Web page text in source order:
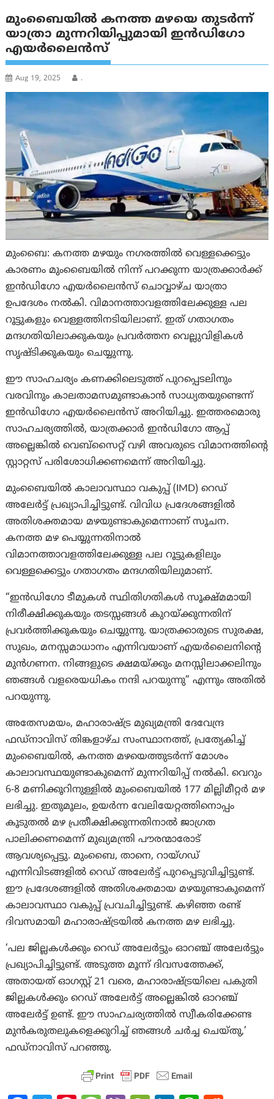
മുംബൈയിൽ കനത്ത മഴയെ തുടർന്ന്
യാത്രാ മുന്നറിയിപ്പുമായി ഇൻഡിഗോ
എയർലൈൻസ്
Aug 19, 2025 .
മുംബൈ: കനത്ത മഴയും നഗരത്തിൽ വെള്ളക്കെട്ടും
കാരണം മുംബൈയിൽ നിന്ന് പറക്കുന്ന യാത്രക്കാർക്ക്
ഇൻഡിഗോ എയർലൈൻസ് ചൊവ്വാഴ്ച യാത്രാ
ഉപദേശം നൽകി. വിമാനത്താവളത്തിലേക്കുള്ള പല
റൂട്ടുകളും വെള്ളത്തിനടിയിലാണ്. ഇത് ഗതാഗതം
മന്ദഗതിയിലാക്കുകയും പ്രവർത്തന വെല്ലുവിളികൾ
സൃഷ്ടിക്കുകയും ചെയ്യുന്നു.
ഈ സാഹചര്യം കണക്കിലെടുത്ത് പുറപ്പെടലിനും
വരവിനും കാലതാമസമുണ്ടാകാൻ സാധ്യതയുണ്ടെന്ന്
ഇൻഡിഗോ എയർലൈൻസ് അറിയിച്ചു. ഇത്തരമൊരു
സാഹചര്യത്തിൽ, യാത്രക്കാർ ഇൻഡിഗോ ആപ്പ്
അല്ലെങ്കിൽ വെബ്‌സൈറ്റ് വഴി അവരുടെ വിമാനത്തിന്റെ
സ്റ്റാറ്റസ് പരിശോധിക്കണമെന്ന് അറിയിച്ചു.
മുംബൈയിൽ കാലാവസ്ഥാ വകുപ്പ് (IMD) റെഡ്
അലേർട്ട് പ്രഖ്യാപിച്ചിട്ടുണ്ട്. വിവിധ പ്രദേശങ്ങളിൽ
അതിശക്തമായ മഴയുണ്ടാകുമെന്നാണ് സൂചന.
കനത്ത മഴ പെയ്യുന്നതിനാൽ
വിമാനത്താവളത്തിലേക്കുള്ള പല റൂട്ടുകളിലും
വെള്ളക്കെട്ടും ഗതാഗതം മന്ദഗതിയിലുമാണ്.
“ഇൻഡിഗോ ടീമുകൾ സ്ഥിതിഗതികൾ സൂക്ഷ്മമായി
നിരീക്ഷിക്കുകയും തടസ്സങ്ങൾ കുറയ്ക്കുന്നതിന്
പ്രവർത്തിക്കുകയും ചെയ്യുന്നു. യാത്രക്കാരുടെ സുരക്ഷ,
സുഖം, മനസ്സമാധാനം എന്നിവയാണ് എയർലൈനിന്റെ
മുൻ‌ഗണന. നിങ്ങളുടെ ക്ഷമയ്ക്കും മനസ്സിലാക്കലിനും
ഞങ്ങൾ വളരെയധികം നന്ദി പറയുന്നു” എന്നും അതിൽ
പറയുന്നു.
അതേസമയം, മഹാരാഷ്ട്ര മുഖ്യമന്ത്രി ദേവേന്ദ്ര
ഫഡ്‌നാവിസ് തിങ്കളാഴ്ച സംസ്ഥാനത്ത്, പ്രത്യേകിച്ച്
മുംബൈയിൽ, കനത്ത മഴയെത്തുടർന്ന് മോശം
കാലാവസ്ഥയുണ്ടാകുമെന്ന് മുന്നറിയിപ്പ് നൽകി. വെറും
6-8 മണിക്കൂറിനുള്ളിൽ മുംബൈയിൽ 177 മില്ലിമീറ്റർ മഴ
ലഭിച്ചു. ഇതുമൂലം, ഉയർന്ന വേലിയേറ്റത്തിനൊപ്പം
കൂടുതൽ മഴ പ്രതീക്ഷിക്കുന്നതിനാൽ ജാഗ്രത
പാലിക്കണമെന്ന് മുഖ്യമന്ത്രി പൗരന്മാരോട്
ആവശ്യപ്പെട്ടു. മുംബൈ, താനെ, റായ്ഗഡ്
എന്നിവിടങ്ങളിൽ റെഡ് അലേർട്ട് പുറപ്പെടുവിച്ചിട്ടുണ്ട്.
ഈ പ്രദേശങ്ങളിൽ അതിശക്തമായ മഴയുണ്ടാകുമെന്ന്
കാലാവസ്ഥാ വകുപ്പ് പ്രവചിച്ചിട്ടുണ്ട്. കഴിഞ്ഞ രണ്ട്
ദിവസമായി മഹാരാഷ്ട്രയിൽ കനത്ത മഴ ലഭിച്ചു.
‘പല ജില്ലകൾക്കും റെഡ് അലേർട്ടും ഓറഞ്ച് അലേർട്ടും
പ്രഖ്യാപിച്ചിട്ടുണ്ട്. അടുത്ത മൂന്ന് ദിവസത്തേക്ക്,
അതായത് ഓഗസ്റ്റ് 21 വരെ, മഹാരാഷ്ട്രയിലെ പകുതി
ജില്ലകൾക്കും റെഡ് അലേർട്ട് അല്ലെങ്കിൽ ഓറഞ്ച്
അലേർട്ട് ഉണ്ട്. ഈ സാഹചര്യത്തിൽ സ്വീകരിക്കേണ്ട
മുൻകരുതലുകളെക്കുറിച്ച് ഞങ്ങൾ ചർച്ച ചെയ്തു,’
ഫഡ്‌നാവിസ് പറഞ്ഞു.